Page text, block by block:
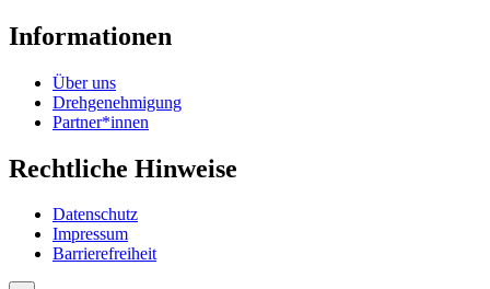
Informationen
Über uns
Drehgenehmigung
Partner*innen
Rechtliche Hinweise
Datenschutz
Impressum
Barrierefreiheit